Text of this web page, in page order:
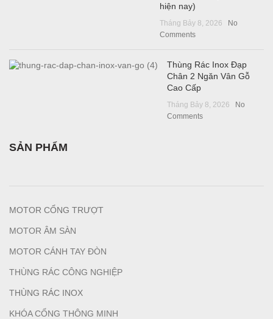
hiện nay)
Tháng Bảy 8, 2026
No
Comments
Thùng Rác Inox Đạp
Chân 2 Ngăn Vân Gỗ
Cao Cấp
Tháng Bảy 8, 2026
No
Comments
SẢN PHẨM
MOTOR CỔNG TRƯỢT
MOTOR ÂM SÀN
MOTOR CÁNH TAY ĐÒN
THÙNG RÁC CÔNG NGHIỆP
THÙNG RÁC INOX
KHÓA CỔNG THÔNG MINH